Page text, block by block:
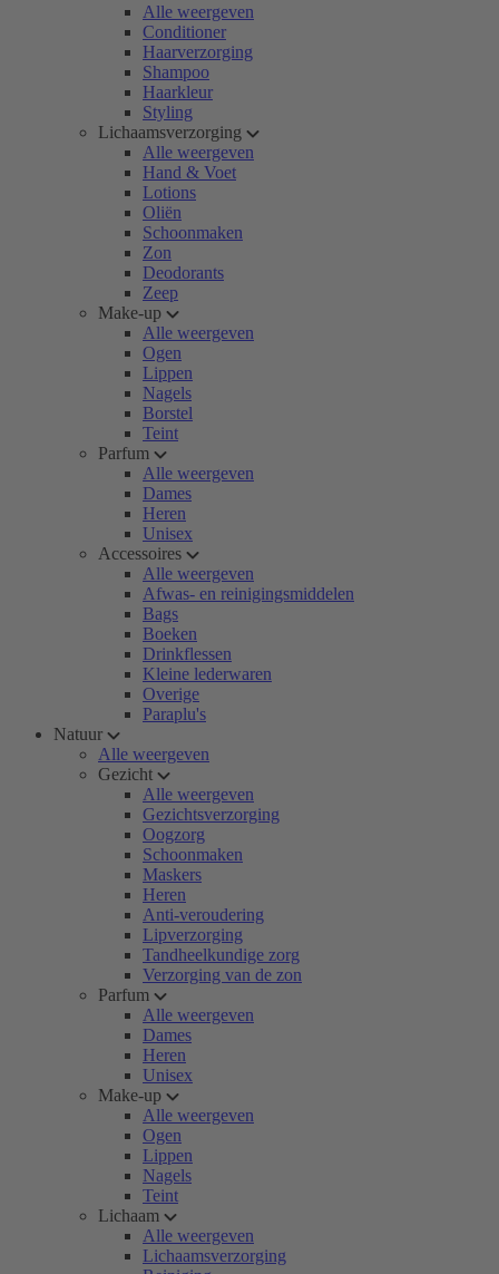
Alle weergeven
Conditioner
Haarverzorging
Shampoo
Haarkleur
Styling
Lichaamsverzorging
Alle weergeven
Hand & Voet
Lotions
Oliën
Schoonmaken
Zon
Deodorants
Zeep
Make-up
Alle weergeven
Ogen
Lippen
Nagels
Borstel
Teint
Parfum
Alle weergeven
Dames
Heren
Unisex
Accessoires
Alle weergeven
Afwas- en reinigingsmiddelen
Bags
Boeken
Drinkflessen
Kleine lederwaren
Overige
Paraplu's
Natuur
Alle weergeven
Gezicht
Alle weergeven
Gezichtsverzorging
Oogzorg
Schoonmaken
Maskers
Heren
Anti-veroudering
Lipverzorging
Tandheelkundige zorg
Verzorging van de zon
Parfum
Alle weergeven
Dames
Heren
Unisex
Make-up
Alle weergeven
Ogen
Lippen
Nagels
Teint
Lichaam
Alle weergeven
Lichaamsverzorging